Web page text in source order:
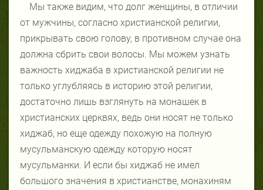
Мы также видим, что долг женщины, в отличии
от мужчины, согласно христианской религии,
прикрывать свою голову, в противном случае она
должна сбрить свои волосы. Мы можем узнать
важность хиджаба в христианской религии не
только углубляясь в историю этой религии,
достаточно лишь взглянуть на монашек в
христианских церквях, ведь они носят не только
хиджаб, но еще одежду похожую на полную
мусульманскую одежду которую носят
мусульманки. И если бы хиджаб не имел
большого значения в христианстве, монахиням